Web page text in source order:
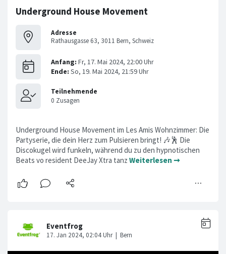
Underground House Movement
Adresse
Rathausgasse 63, 3011 Bern, Schweiz
Underground House Movement im Les Amis Wohnzimmer: Die
Partyserie, die dein Herz zum Pulsieren bringt! 🎶🕺 Die
Discokugel wird funkeln, während du zu den hypnotischen
Beats vo resident DeeJay Xtra tanz Weiterlesen ➞